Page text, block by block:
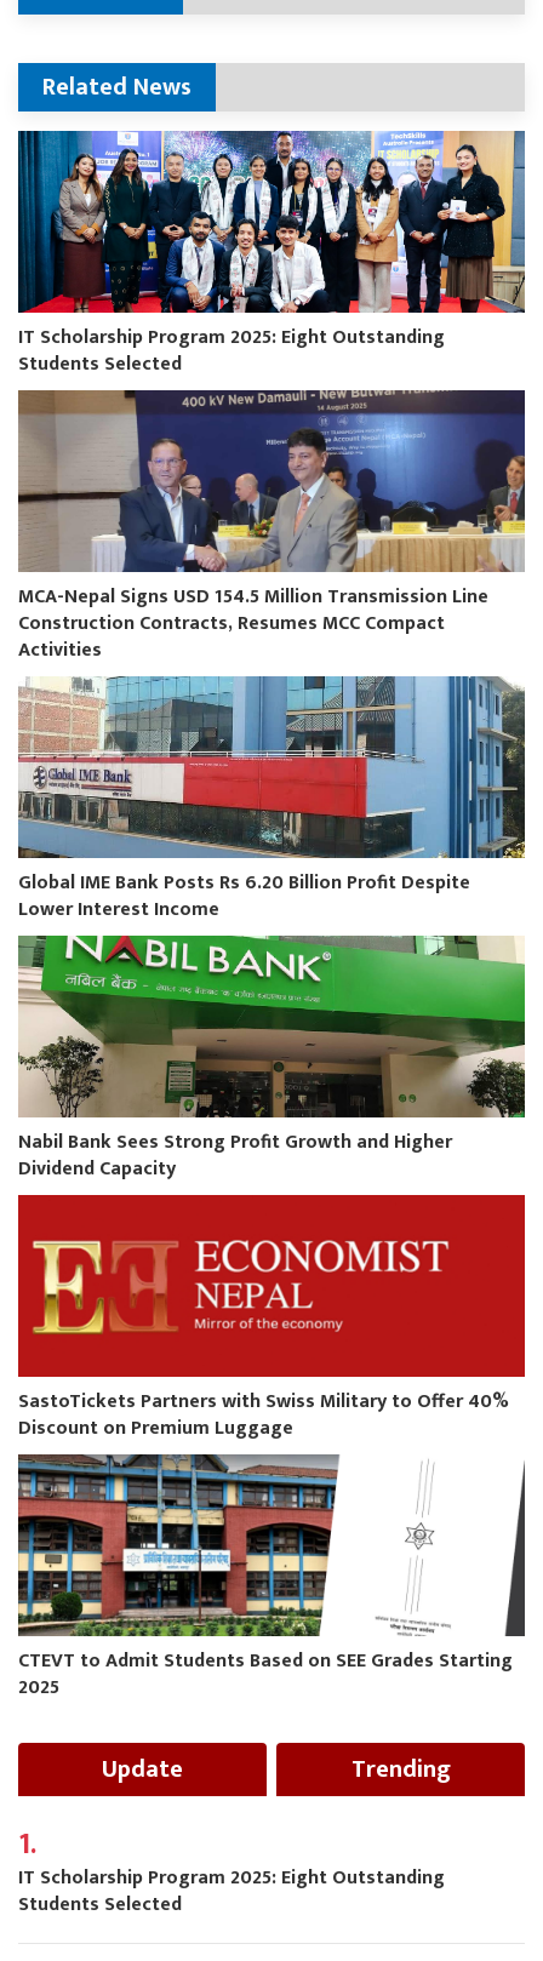
Related News
IT Scholarship Program 2025: Eight Outstanding
Students Selected
MCA-Nepal Signs USD 154.5 Million Transmission Line
Construction Contracts, Resumes MCC Compact
Activities
Global IME Bank Posts Rs 6.20 Billion Profit Despite
Lower Interest Income
Nabil Bank Sees Strong Profit Growth and Higher
Dividend Capacity
SastoTickets Partners with Swiss Military to Offer 40%
Discount on Premium Luggage
CTEVT to Admit Students Based on SEE Grades Starting
2025
Update Trending
1.
IT Scholarship Program 2025: Eight Outstanding
Students Selected